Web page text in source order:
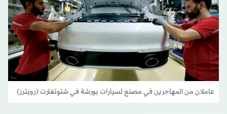
عاملان من المهاجرين في مصنع لسيارات بورشة في شتوتغارت (رويترز)